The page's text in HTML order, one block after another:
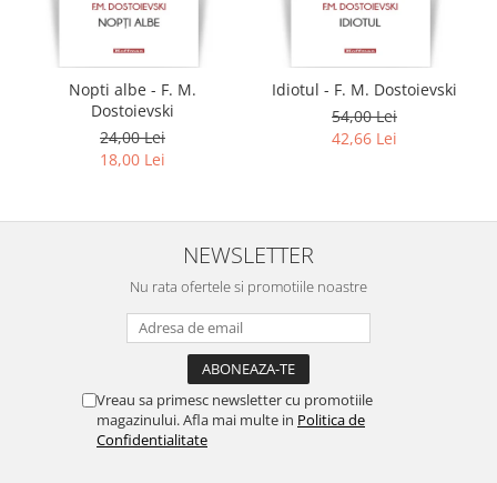
Nopti albe - F. M.
Dostoievski
24,00 Lei
18,00 Lei
Idiotul - F. M. Dostoievski
54,00 Lei
42,66 Lei
NEWSLETTER
Nu rata ofertele si promotiile noastre
Vreau sa primesc newsletter cu promotiile
magazinului. Afla mai multe in Politica de
Confidentialitate